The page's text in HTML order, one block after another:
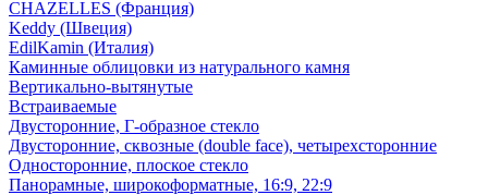
CHAZELLES (Франция)
Keddy (Швеция)
EdilKamin (Италия)
Каминные облицовки из натурального камня
Вертикально-вытянутые
Встраиваемые
Двусторонние, Г-образное стекло
Двусторонние, сквозные (double face), четырехсторонние
Односторонние, плоское стекло
Панорамные, широкоформатные, 16:9, 22:9